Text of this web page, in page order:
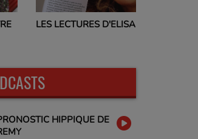
PROGRAMMES TV
HIPPIQUE DE